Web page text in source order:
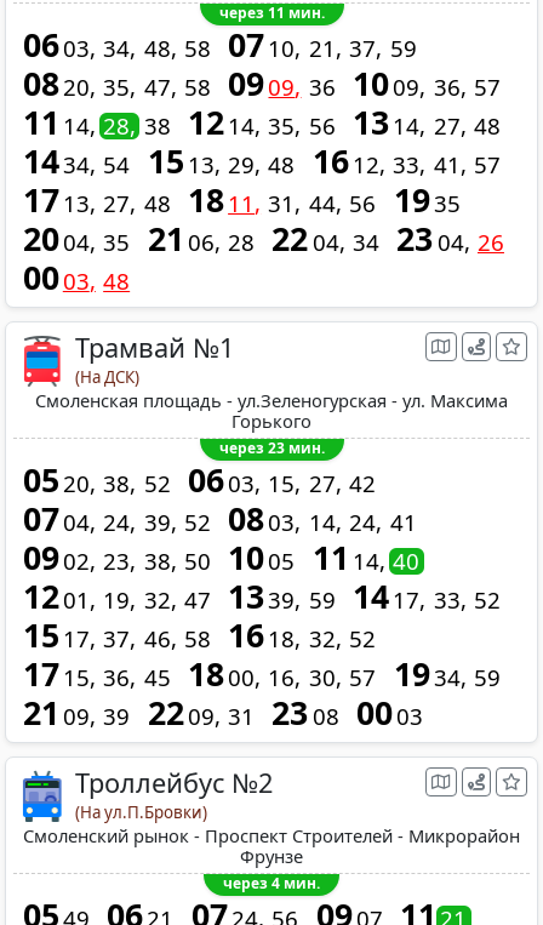
через 11 мин.
0603 34 48 58 07 10 21 37 59
0820 35 47 58 0909 36 1009 36 57
11 14 28 38 12 14 35 56 13 14 27 48
1434 54 15 13 29 48 16 12 33 41 57
17 13 27 48 18 11 31 44 56 1935
2004 35 21 06 28 22 04 34 23 04 26
0003 48
Трамвай №1
(На ДСК)
Смоленская площадь - ул.Зеленогурская - ул. Максима
Горького
через 23 мин.
05 20 38 52 0603 15 27 42
0704 24 39 52 0803 14 24 41
0902 23 38 50 1005 11 14 40
1201 19 32 47 1339 59 14 17 33 52
15 17 37 46 58 16 18 32 52
17 15 36 45 1800 16 30 57 1934 59
21 09 39 2209 31 23 08 0003
Троллейбус №2
(На ул.П.Бровки)
Смоленский рынок - Проспект Строителей - Микрорайон
Фрунзе
через 4 мин.
0549 0621 0724 56 0907 1121